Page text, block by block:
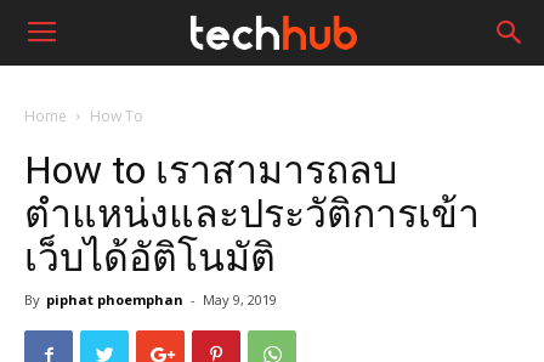
Home How To
How to เราสามารถลบ
ตำแหน่งและประวัติการเข้า
เว็บได้อัติโนมัติ
By piphat phoemphan - May 9, 2019